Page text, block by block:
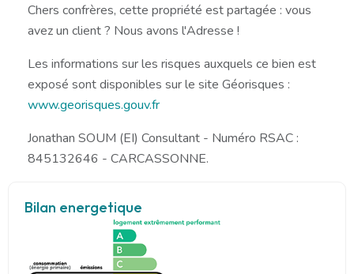
Chers confrères, cette propriété est partagée : vous
avez un client ? Nous avons l'Adresse !
Les informations sur les risques auxquels ce bien est
exposé sont disponibles sur le site Géorisques :
www.georisques.gouv.fr
Jonathan SOUM (EI) Consultant - Numéro RSAC :
845132646 - CARCASSONNE.
Bilan energetique